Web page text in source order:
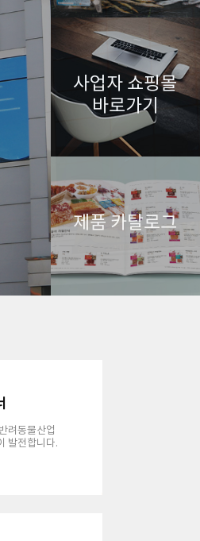
사업자 쇼핑몰
바로가기
제품 카탈로그
려동물산업
발전합니다.